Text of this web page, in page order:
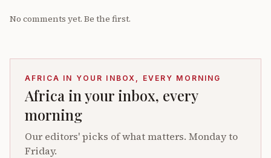
No comments yet. Be the first.
AFRICA IN YOUR INBOX, EVERY MORNING
Africa in your inbox, every
morning
Our editors' picks of what matters. Monday to
Friday.